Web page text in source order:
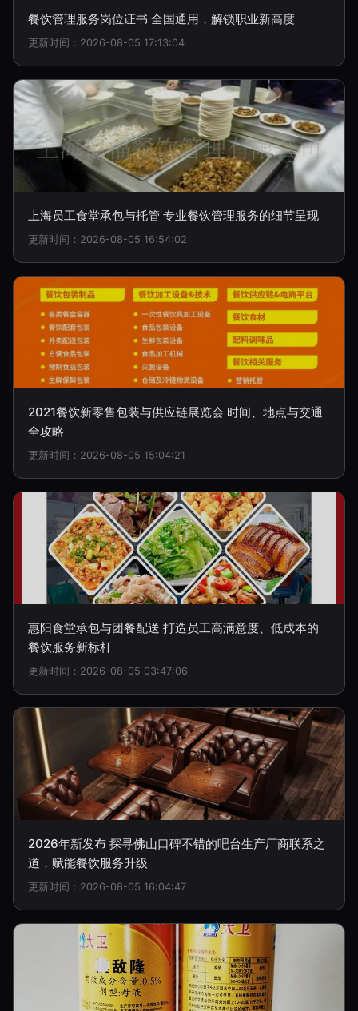
餐饮管理服务岗位证书 全国通用，解锁职业新高度
更新时间：2026-08-05 17:13:04
上海员工食堂承包与托管 专业餐饮管理服务的细节呈现
更新时间：2026-08-05 16:54:02
2021餐饮新零售包装与供应链展览会 时间、地点与交通
全攻略
更新时间：2026-08-05 15:04:21
惠阳食堂承包与团餐配送 打造员工高满意度、低成本的
餐饮服务新标杆
更新时间：2026-08-05 03:47:06
2026年新发布 探寻佛山口碑不错的吧台生产厂商联系之
道，赋能餐饮服务升级
更新时间：2026-08-05 16:04:47